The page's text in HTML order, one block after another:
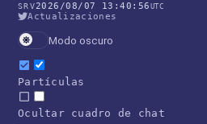
SRV2026/08/07 13:40:56UTC
Actualizaciones
Modo oscuro
Partículas
Ocultar cuadro de chat